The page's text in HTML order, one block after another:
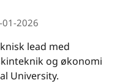
01-2026
lead med
og økonomi
University.